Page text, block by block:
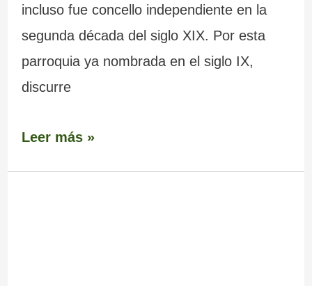
incluso fue concello independiente en la
segunda década del siglo XIX. Por esta
parroquia ya nombrada en el siglo IX,
discurre
Leer más »